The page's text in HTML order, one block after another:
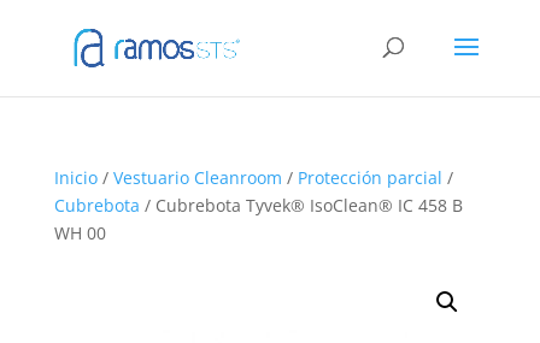
Inicio/ Vestuario Cleanroom / Protección parcial /
Cubrebota / Cubrebota Tyvek® IsoClean® IC 458 B
WH 00